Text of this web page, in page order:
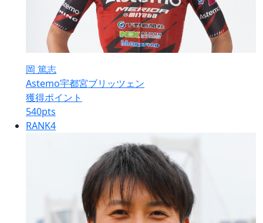
岡 篤志
Astemo宇都宮ブリッツェン
獲得ポイント
540pts
RANK4